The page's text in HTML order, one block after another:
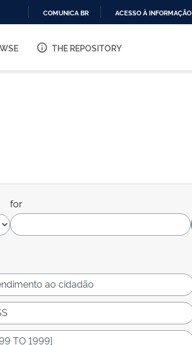
O
COMUNICA BR ACESSO À INFORMAÇÃO
THE REPOSITORY
for